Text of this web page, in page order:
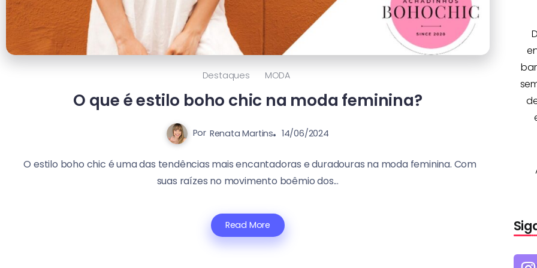
Destaques MODA
O que é estilo boho chic na moda feminina?
Por Renata Martins 14/06/2024
O estilo boho chic é uma das tendências mais encantadoras e duradouras na moda feminina. Com
suas raízes no movimento boêmio dos...
Read More